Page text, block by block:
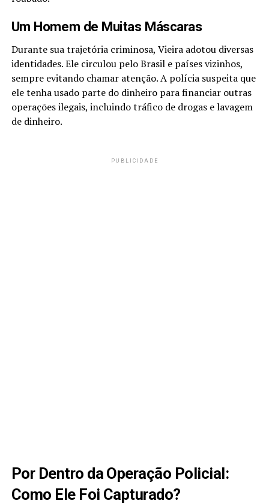
Um Homem de Muitas Máscaras
Durante sua trajetória criminosa, Vieira adotou diversas
identidades. Ele circulou pelo Brasil e países vizinhos,
sempre evitando chamar atenção. A polícia suspeita que
ele tenha usado parte do dinheiro para financiar outras
operações ilegais, incluindo tráfico de drogas e lavagem
de dinheiro.
PUBLICIDADE
Por Dentro da Operação Policial:
Como Ele Foi Capturado?